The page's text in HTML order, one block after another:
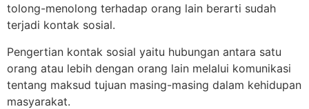
tolong-menolong terhadap orang lain berarti sudah
terjadi kontak sosial.
Pengertian kontak sosial yaitu hubungan antara satu
orang atau lebih dengan orang lain melalui komunikasi
tentang maksud tujuan masing-masing dalam kehidupan
masyarakat.